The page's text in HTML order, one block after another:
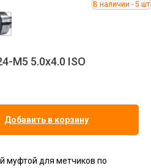
M5 5.0x4.0 ISO
Добавить в корзину
муфтой для метчиков по